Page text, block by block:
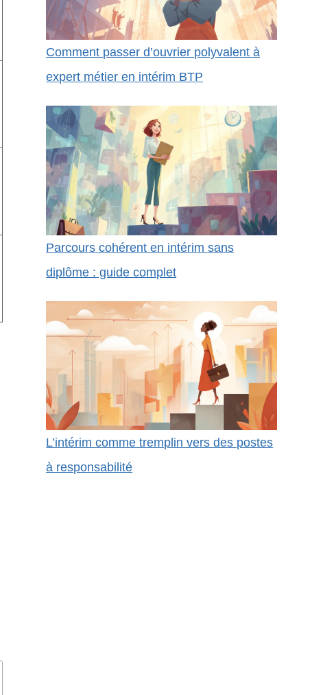
Comment passer d’ouvrier polyvalent à
expert métier en intérim BTP
Parcours cohérent en intérim sans
diplôme : guide complet
L’intérim comme tremplin vers des postes
à responsabilité